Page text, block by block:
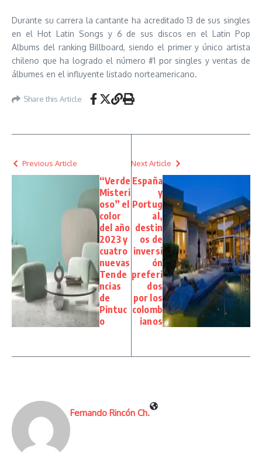
Durante su carrera la cantante ha acreditado 13 de sus singles
en el Hot Latin Songs y 6 de sus discos en el Latin Pop
Albums del ranking Billboard, siendo el primer y único artista
chileno que ha logrado el número #1 por singles y ventas de
álbumes en el influyente listado norteamericano.
Share this Article
Previous Article
“Verde
Misteri
oso” el
color
del año
2023 y
cuatro
nuevas
Tende
ncias
de
Pintuc
o
Next Article
España
y
Portug
al,
destin
os de
inversi
ón
preferi
dos
por los
colomb
ianos
Fernando Rincón Ch.